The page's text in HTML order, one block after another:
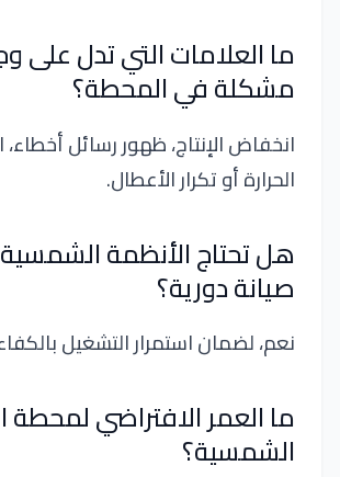
ما العلامات التي تدل على
مشكلة في المحطة؟
انخفاض الإنتاج، ظهور رسائل أخطاء،
الحرارة أو تكرار الأعطال.
هل تحتاج الأنظمة
صيانة دورية؟
نعم، لضمان استمرار التشغيل
ما العمر الافتراضي لمحطة
الشمسية؟